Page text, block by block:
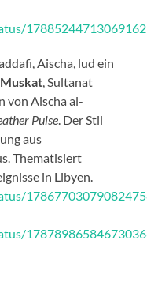
Aischa, lud ein
Muskat , Sultanat
von Aischa al-
Pulse . Der Stil
aus
Thematisiert
in Libyen.